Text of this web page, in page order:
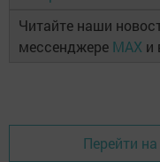
Читайте наши
мессенджере MAX и
Перейти